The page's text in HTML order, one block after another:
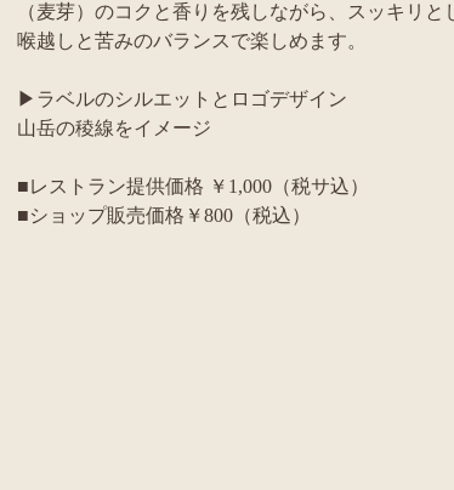
（麦芽）のコクと香りを残しながら、スッキリと
喉越しと苦みのバランスで楽しめます。
▶ラベルのシルエットとロゴデザイン
山岳の稜線をイメージ
■レストラン提供価格 ￥1,000（税サ込）
■ショップ販売価格￥800（税込）